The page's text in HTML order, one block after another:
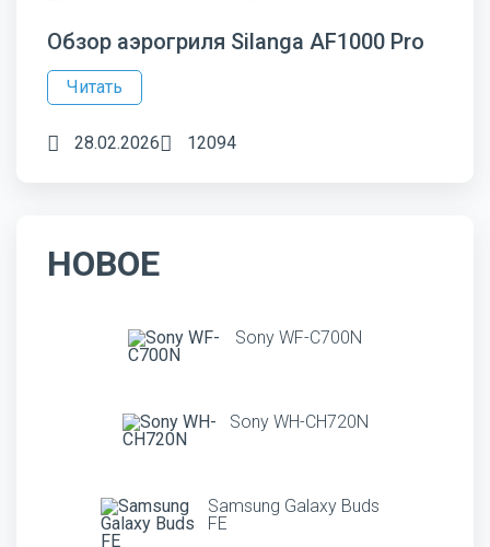
Обзор аэрогриля Silanga AF1000 Pro
Читать
28.02.2026 12094
НОВОЕ
Sony WF-C700N
Sony WH-CH720N
Samsung Galaxy Buds
FE